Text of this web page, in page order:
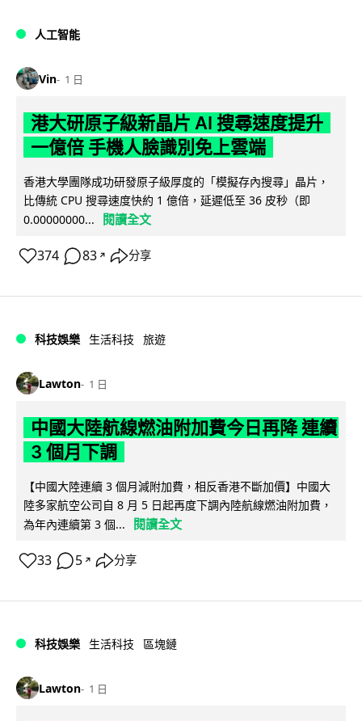
人工智能
Vin 1 日
港大研原子級新晶片 AI 搜尋速度提升
一億倍 手機人臉識別免上雲端
香港大學團隊成功研發原子級厚度的「模擬存內搜尋」晶片，
比傳統 CPU 搜尋速度快約 1 億倍，延遲低至 36 皮秒（即
0.00000000...
閱讀全文
374 83 ↗ 分享
科技娛樂 生活科技 旅遊
Lawton 1 日
中國大陸航線燃油附加費今日再降 連續
3 個月下調
【中國大陸連續 3 個月減附加費，相反香港不斷加價】中國大
陸多家航空公司自 8 月 5 日起再度下調內陸航線燃油附加費，
為年內連續第 3 個...
閱讀全文
33 5 ↗ 分享
科技娛樂 生活科技 區塊鏈
Lawton 1 日